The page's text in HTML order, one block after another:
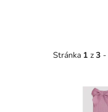
Stránka 1 z3 -